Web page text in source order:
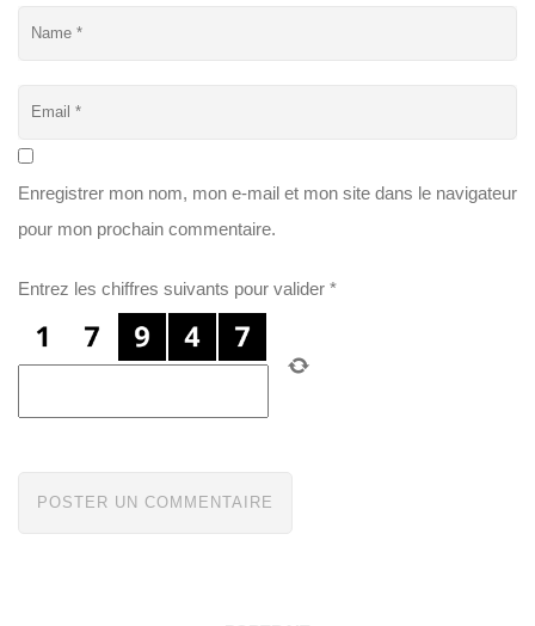
Enregistrer mon nom, mon e-mail et mon site dans le navigateur
pour mon prochain commentaire.
Entrez les chiffres suivants pour valider *